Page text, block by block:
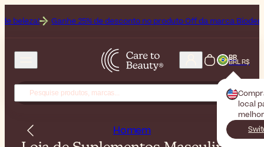
Ganhe 25% de desconto no produto Off da marca Bioderma, a
BR
BRL R$
local
Homem